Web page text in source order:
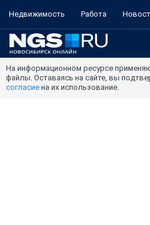
Недвижимость Работа
На информационном ресурсе
файлы. Оставаясь на сайте, вы
согласие на их использование.